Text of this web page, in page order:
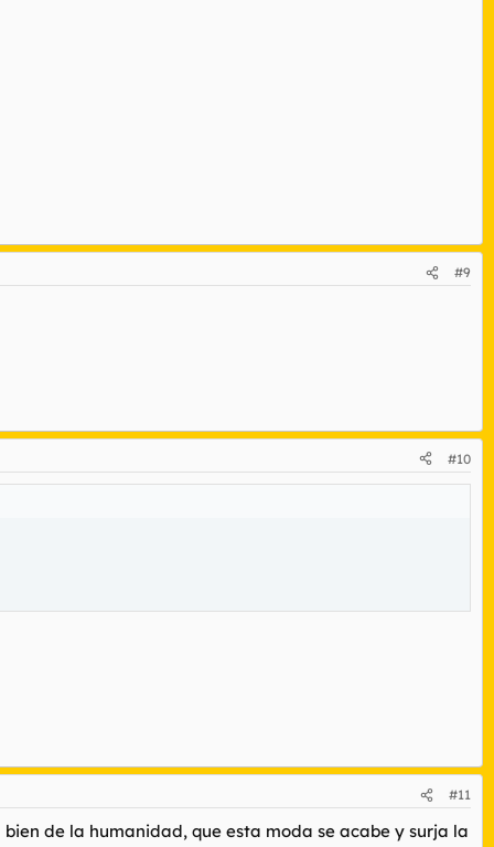
#9
#10
#11
de la humanidad, que esta moda se acabe y surja la